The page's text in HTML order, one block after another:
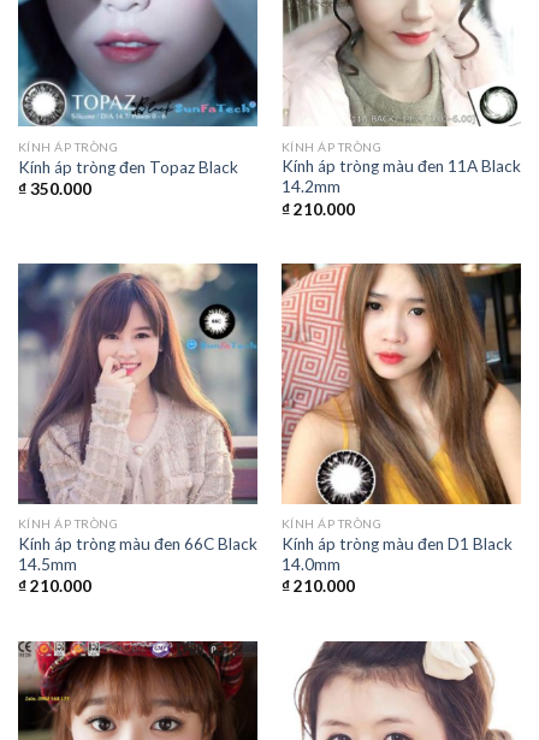
KÍNH ÁP TRÒNG
Kính áp tròng đen Topaz Black
₫350.000
KÍNH ÁP TRÒNG
Kính áp tròng màu đen 11A Black
14.2mm
₫210.000
KÍNH ÁP TRÒNG
Kính áp tròng màu đen 66C Black
14.5mm
₫210.000
KÍNH ÁP TRÒNG
Kính áp tròng màu đen D1 Black
14.0mm
₫210.000